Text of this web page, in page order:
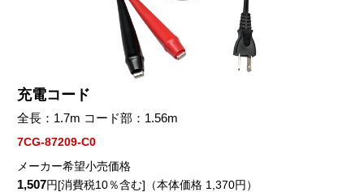
充電コード
全長：1.7m コード部：1.56m
7CG-87209-C0
メーカー希望小売価格
1,507円[消費税10％含む]（本体価格 1,370円）